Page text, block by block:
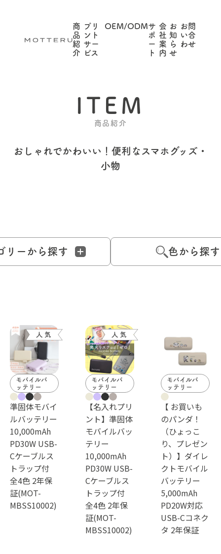
商
品
紹
介
プリ
ント
サー
ビス
OEM/ODMサ
ポ
ー
ト
会
社
案
内
お
知
ら
せ
お問
い合
わせ
ITEM
商品紹介
おしゃれでかわいい！ 便利なスマホグッズ・
小物
リーから探す 色から探す
モバイルバ
ッテリー
準固体モバイ
ルバッテリー
10,000mAh
PD30W USB-
Cケーブルス
トラップ付
全4色 2年保
証(MOT-
MBSS10002)
モバイルバ
ッテリー
【名入れプリ
ント】準固体
モバイルバッ
テリー
10,000mAh
PD30W USB-
Cケーブルス
トラップ付
全4色 2年保
証(MOT-
MBSS10002)
モバイルバ
ッテリー
【 お買いも
のパンダ！
（ひょっこ
り、プレゼン
ト）】ダイレ
クトモバイル
バッテリー
5,000mAh
PD20W対応
USB-Cコネク
タ 2年保証